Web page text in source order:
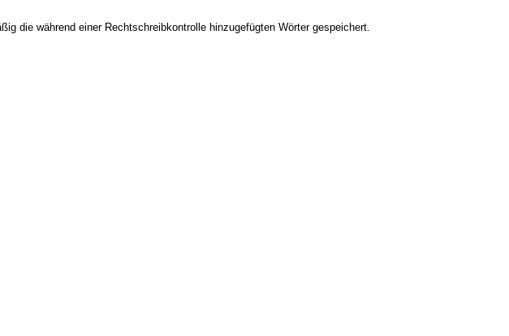
die während einer Rechtschreibkontrolle hinzugefügten Wörter gespeichert.